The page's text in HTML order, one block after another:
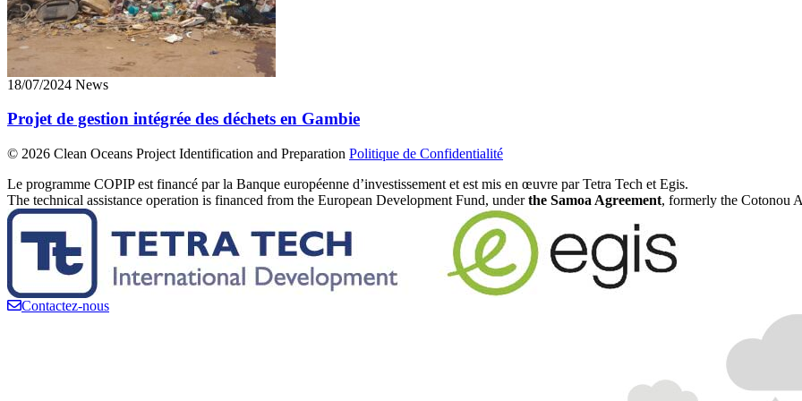
18/07/2024 News
Projet de gestion intégrée des déchets en Gambie
© 2026 Clean Oceans Project Identification and Preparation Politique de Confidentialité
Le programme COPIP est financé par la Banque européenne d’investissement et est mis en œuvre par Tetra Tech et Egis.
The technical assistance operation is financed from the European Development Fund, underthe Samoa Agreement, formerly the Cotonou
Contactez-nous